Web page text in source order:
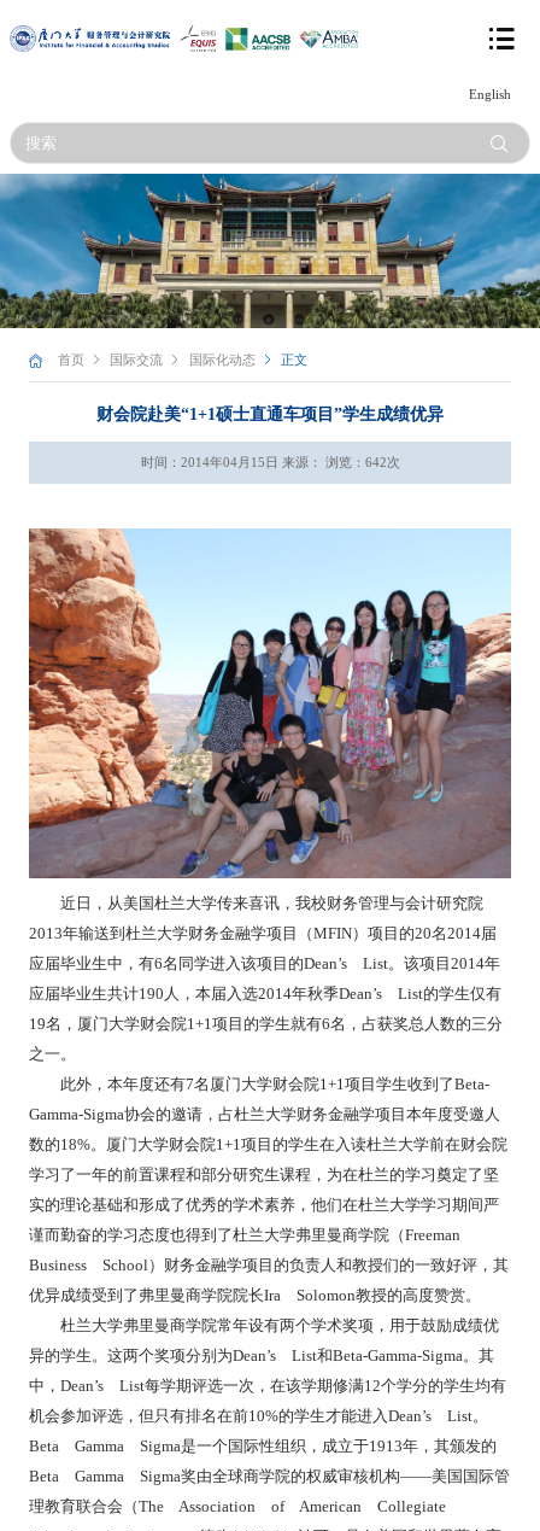
English
首页 国际交流 国际化动态 正文
财会院赴美“1+1硕士直通车项目”学生成绩优异
时间：2014年04月15日 来源： 浏览： 642次
近日，从美国杜兰大学传来喜讯，我校财务管理与会计研究院
2013年输送到杜兰大学财务金融学项目（MFIN）项目的20名2014届
应届毕业生中，有6名同学进入该项目的Dean’s List。该项目2014年
应届毕业生共计190人，本届入选2014年秋季Dean’s List的学生仅有
19名，厦门大学财会院1+1项目的学生就有6名，占获奖总人数的三分
之一。
此外，本年度还有7名厦门大学财会院1+1项目学生收到了Beta-
Gamma-Sigma协会的邀请，占杜兰大学财务金融学项目本年度受邀人
数的18%。厦门大学财会院1+1项目的学生在入读杜兰大学前在财会院
学习了一年的前置课程和部分研究生课程，为在杜兰的学习奠定了坚
实的理论基础和形成了优秀的学术素养，他们在杜兰大学学习期间严
谨而勤奋的学习态度也得到了杜兰大学弗里曼商学院（Freeman
Business School）财务金融学项目的负责人和教授们的一致好评，其
优异成绩受到了弗里曼商学院院长Ira Solomon教授的高度赞赏。
杜兰大学弗里曼商学院常年设有两个学术奖项，用于鼓励成绩优
异的学生。这两个奖项分别为Dean’s List和Beta-Gamma-Sigma。其
中，Dean’s List每学期评选一次，在该学期修满12个学分的学生均有
机会参加评选，但只有排名在前10%的学生才能进入Dean’s List。
Beta Gamma Sigma是一个国际性组织，成立于1913年，其颁发的
Beta Gamma Sigma奖由全球商学院的权威审核机构——美国国际管
理教育联合会（The Association of American Collegiate